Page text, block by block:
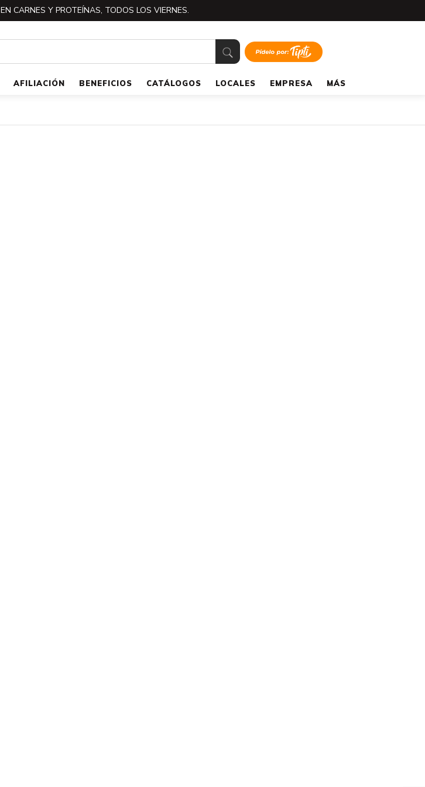
EN CARNES Y PROTEÍNAS, TODOS LOS VIERNES.
AFILIACIÓN BENEFICIOS CATÁLOGOS LOCALES EMPRESA MÁS